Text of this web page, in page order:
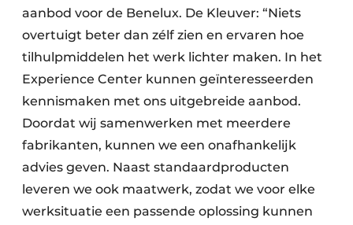
aanbod voor de Benelux. De Kleuver: “Niets
overtuigt beter dan zélf zien en ervaren hoe
tilhulpmiddelen het werk lichter maken. In het
Experience Center kunnen geïnteresseerden
kennismaken met ons uitgebreide aanbod.
Doordat wij samenwerken met meerdere
fabrikanten, kunnen we een onafhankelijk
advies geven. Naast standaardproducten
leveren we ook maatwerk, zodat we voor elke
werksituatie een passende oplossing kunnen